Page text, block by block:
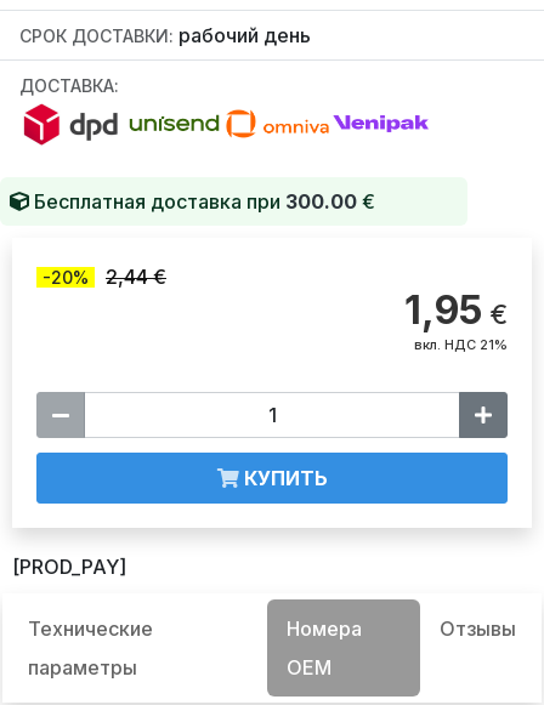
СРОК ДОСТАВКИ: рабочий день
ДОСТАВКА:
Бесплатная доставка при 300.00 €
-20% 2,44 €
1,95 €
вкл. НДС 21%
КУПИТЬ
[PROD_PAY]
Технические
параметры
Номера
OEM
Отзывы